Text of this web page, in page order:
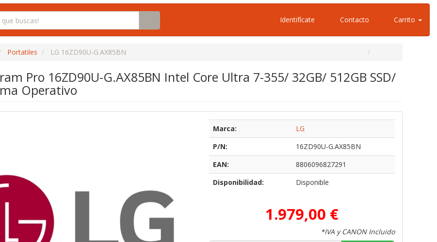
Identifícate Contacto Carrito
Portatiles LG 16ZD90U-G.AX85BN
Pro 16ZD90U-G.AX85BN Intel Core Ultra 7-355/ 32GB/ 512GB SSD/
Operativo
Marca:
LG
P/N:
16ZD90U-G.AX85BN
EAN:
8806096827291
Disponibilidad:
Disponible
1.979,00 €
*IVA y CANON Incluido